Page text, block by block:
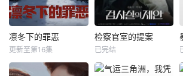
凛冬下的罪恶
更新至第16集
检察官室的提案
已完结